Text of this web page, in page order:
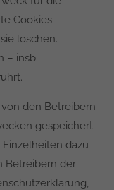
Cookies
löschen.
– insb.
den Betreibern
gespeichert
dazu
Betreibern der